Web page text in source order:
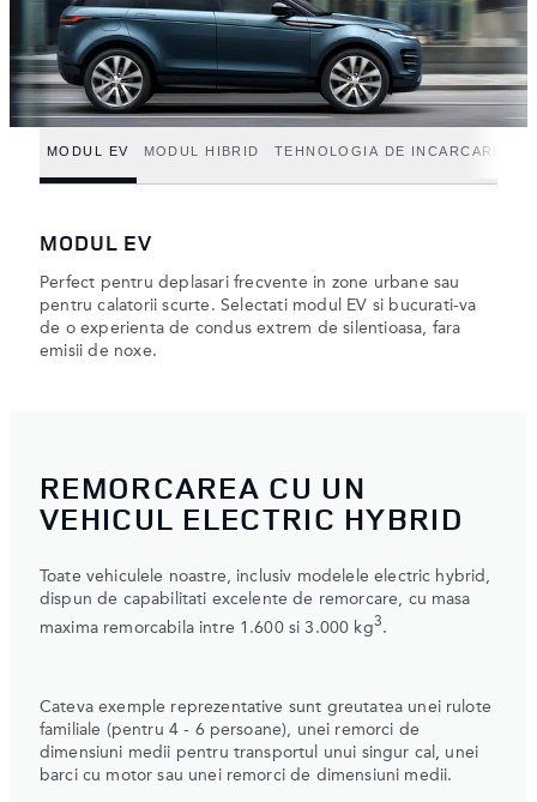
MODUL EV MODUL HIBRID TEHNOLOGIA DE INCARCARE
MODUL EV
Perfect pentru deplasari frecvente in zone urbane sau
pentru calatorii scurte. Selectati modul EV si bucurati-va
de o experienta de condus extrem de silentioasa, fara
emisii de noxe.
REMORCAREA CU UN
VEHICUL ELECTRIC HYBRID
Toate vehiculele noastre, inclusiv modelele electric hybrid,
dispun de capabilitati excelente de remorcare, cu masa
maxima remorcabila intre 1.600 si 3.000 kg3.
Cateva exemple reprezentative sunt greutatea unei rulote
familiale (pentru 4 - 6 persoane), unei remorci de
dimensiuni medii pentru transportul unui singur cal, unei
barci cu motor sau unei remorci de dimensiuni medii.